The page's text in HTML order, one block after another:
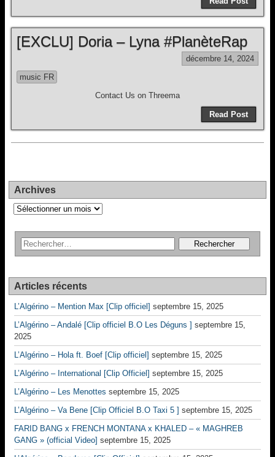
[EXCLU] Doria – Lyna #PlanèteRap
décembre 14, 2024
music FR
Contact Us on Threema
Read Post
Archives
Archives
Articles récents
L’Algérino – Mention Max [Clip officiel] septembre 15, 2025
L’Algérino – Andalé [Clip officiel B.O Les Déguns ] septembre 15,
2025
L’Algérino – Hola ft. Boef [Clip officiel] septembre 15, 2025
L’Algérino – International [Clip Officiel] septembre 15, 2025
L’Algérino – Les Menottes septembre 15, 2025
L’Algérino – Va Bene [Clip Officiel B.O Taxi 5 ] septembre 15, 2025
FARID BANG x FRENCH MONTANA x KHALED – « MAGHREB
GANG » (official Video] septembre 15, 2025